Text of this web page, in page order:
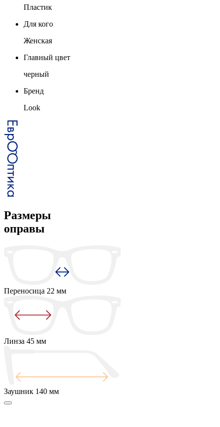
Пластик
Для кого
Женская
Главный цвет
черный
Бренд
Look
Размеры
оправы
Переносица 22 мм
Линза 45 мм
Заушник 140 мм